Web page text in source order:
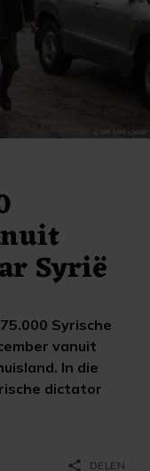
Syrië
Syrische
vanuit
In die
dictator
share DELEN